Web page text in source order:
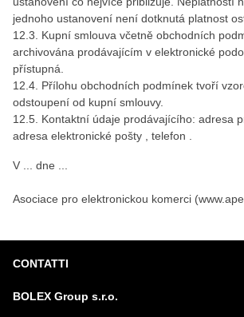
jednoho ustanovení není dotknutá platnost
12.3. Kupní smlouva včetně obchodních
archivována prodávajícím v elektronické
přístupná.
12.4. Přílohu obchodních podmínek tvoří
odstoupení od kupní smlouvy.
12.5. Kontaktní údaje prodávajícího: adresa
adresa elektronické pošty , telefon .
V ... dne ... ​
Asociace pro elektronickou komerci
CONTATTI
BOLEX Group s.r.o.